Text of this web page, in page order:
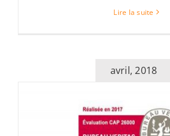
Lire la suite
avril, 2018